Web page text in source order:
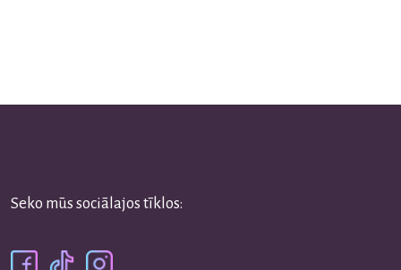
Seko mūs sociālajos tīklos: